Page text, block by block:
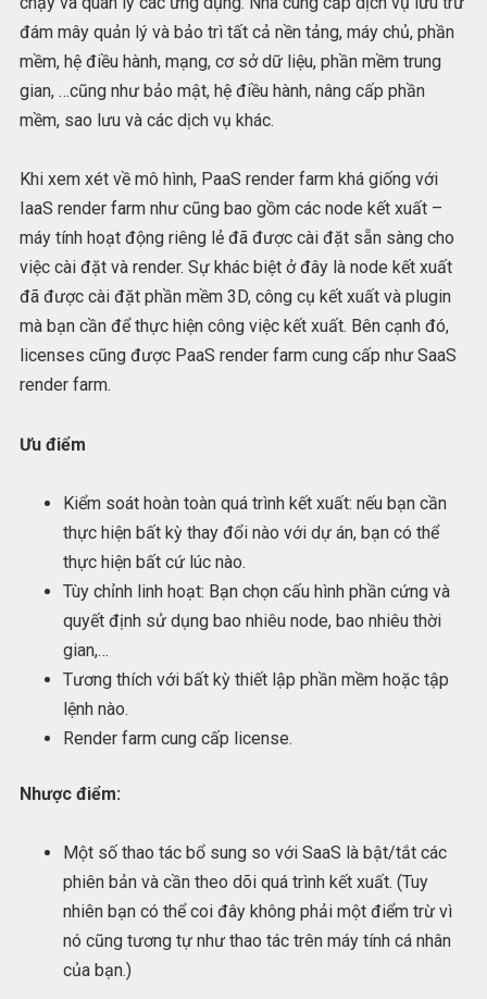
đám mây quản lý và bảo trì tất cả nền tảng, máy chủ, phần
mềm, hệ điều hành, mạng, cơ sở dữ liệu, phần mềm trung
gian, …cũng như bảo mật, hệ điều hành, nâng cấp phần
mềm, sao lưu và các dịch vụ khác.
Khi xem xét về mô hình, PaaS render farm khá giống với
IaaS render farm như cũng bao gồm các node kết xuất –
máy tính hoạt động riêng lẻ đã được cài đặt sẵn sàng cho
việc cài đặt và render. Sự khác biệt ở đây là node kết xuất
đã được cài đặt phần mềm 3D, công cụ kết xuất và plugin
mà bạn cần để thực hiện công việc kết xuất. Bên cạnh đó,
licenses cũng được PaaS render farm cung cấp như SaaS
render farm.
Ưu điểm
Kiểm soát hoàn toàn quá trình kết xuất: nếu bạn cần
thực hiện bất kỳ thay đổi nào với dự án, bạn có thể
thực hiện bất cứ lúc nào.
Tùy chỉnh linh hoạt: Bạn chọn cấu hình phần cứng và
quyết định sử dụng bao nhiêu node, bao nhiêu thời
gian,…
Tương thích với bất kỳ thiết lập phần mềm hoặc tập
lệnh nào.
Render farm cung cấp license.
Nhược điểm:
Một số thao tác bổ sung so với SaaS là bật/tắt các
phiên bản và cần theo dõi quá trình kết xuất. (Tuy
nhiên bạn có thể coi đây không phải một điểm trừ vì
nó cũng tương tự như thao tác trên máy tính cá nhân
của bạn.)